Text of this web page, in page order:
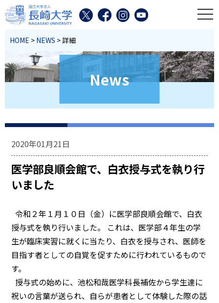
HOME > NEWS > 詳細
News
2020年01月21日
医学部良順会館で、白衣授与式を執り行
いました
令和２年１月１０日（金）に医学部良順会館で、白衣
授与式を執り行いました。 これは、医学部４年生の学
生が臨床実習に就くに当たり、白衣を授与され、医師を
目指す者としての自覚を促すために行われているもので
す。
授与式の始めに、池松和哉医学科長補佐から学生達に
祝いの言葉が送られ、自らが患者として体験した際の話